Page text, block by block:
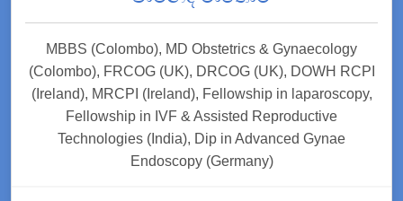
MBBS (Colombo), MD Obstetrics & Gynaecology
(Colombo), FRCOG (UK), DRCOG (UK), DOWH RCPI
(Ireland), MRCPI (Ireland), Fellowship in laparoscopy,
Fellowship in IVF & Assisted Reproductive
Technologies (India), Dip in Advanced Gynae
Endoscopy (Germany)